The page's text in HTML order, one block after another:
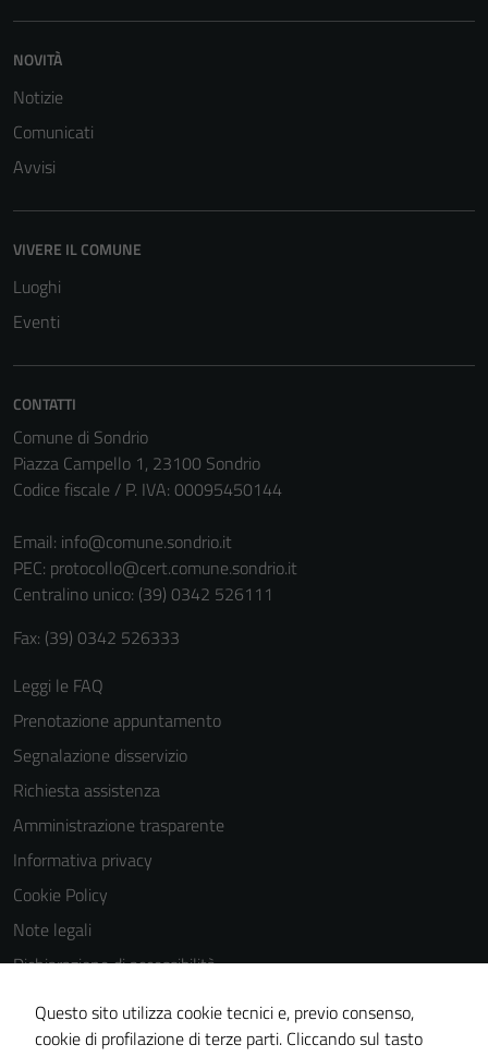
NOVITÀ
Notizie
Comunicati
Avvisi
VIVERE IL COMUNE
Luoghi
Eventi
CONTATTI
Comune di Sondrio
Piazza Campello 1, 23100 Sondrio
Codice fiscale / P. IVA: 00095450144
Email: info@comune.sondrio.it
PEC: protocollo@cert.comune.sondrio.it
Centralino unico: (39) 0342 526111
Fax: (39) 0342 526333
Leggi le FAQ
Prenotazione appuntamento
Segnalazione disservizio
Richiesta assistenza
Amministrazione trasparente
Informativa privacy
Cookie Policy
Note legali
Dichiarazione di accessibilità
Dichiarazione di accessibilità Servizi
Whistleblowing
Questo sito utilizza cookie tecnici e, previo consenso,
cookie di profilazione di terze parti. Cliccando sul tasto
funzionamento
Questi cookie
personali.